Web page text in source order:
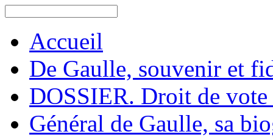
Accueil
De Gaulle, souvenir et
DOSSIER. Droit de vote
Général de Gaulle, sa